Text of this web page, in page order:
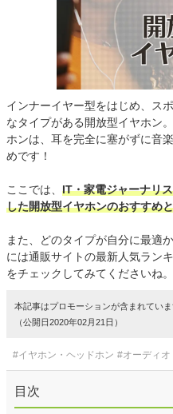
インナーイヤー型をはじめ、ス
なタイプがある開放型イヤホン
ホンは、耳を完全に塞がずに音
めです！
ここでは、 IT・家電ジャーナリ
した開放型イヤホンのおすすめ
また、どのタイプが自分に最適
には通販サイトの最新人気ラン
をチェックしてみてくださいね。
本記事はプロモーションが含まれてい
（公開日2020年02月21日）
#イヤホン・ヘッドホン #オーディオ
目次